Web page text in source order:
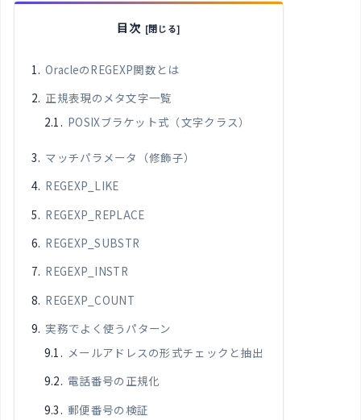
目次
OracleのREGEXP関数とは
正規表現のメタ文字一覧
POSIXブラケット式（文字クラス）
マッチパラメータ（修飾子）
REGEXP_LIKE
REGEXP_REPLACE
REGEXP_SUBSTR
REGEXP_INSTR
REGEXP_COUNT
実務でよく使うパターン
メールアドレスの形式チェックと抽出
電話番号の正規化
郵便番号の検証